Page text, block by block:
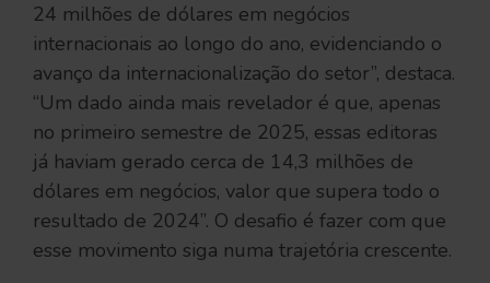
24 milhões de dólares em negócios
internacionais ao longo do ano, evidenciando o
avanço da internacionalização do setor”, destaca.
“Um dado ainda mais revelador é que, apenas
no primeiro semestre de 2025, essas editoras
já haviam gerado cerca de 14,3 milhões de
dólares em negócios, valor que supera todo o
resultado de 2024”. O desafio é fazer com que
esse movimento siga numa trajetória crescente.